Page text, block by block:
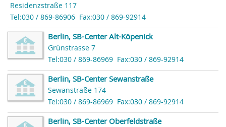
Residenzstraße 117
Tel:030 / 869-86906 Fax:030 / 869-92914
Berlin, SB-Center Alt-Köpenick
Grünstrasse 7
Tel:030 / 869-86969 Fax:030 / 869-92914
Berlin, SB-Center Sewanstraße
Sewanstraße 174
Tel:030 / 869-86969 Fax:030 / 869-92914
Berlin, SB-Center Oberfeldstraße